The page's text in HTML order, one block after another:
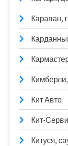
Караван,
Кит Авто
Кит-
Китуся,